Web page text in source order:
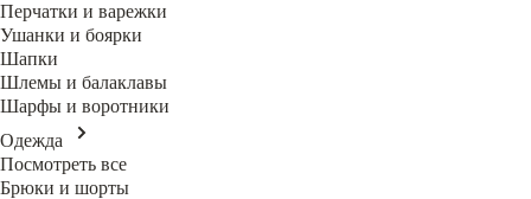
Перчатки и варежки
Ушанки и боярки
Шапки
Шлемы и балаклавы
Шарфы и воротники
Одежда
Посмотреть все
Брюки и шорты